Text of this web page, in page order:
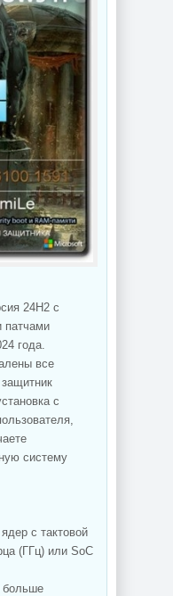
24H2 с
патчами
года.
все
с
систему
с тактовой
(ГГц) или SoC
больше